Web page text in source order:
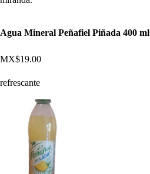
Agua Mineral Peñafiel Piñada 400 ml
MX$19.00
refrescante